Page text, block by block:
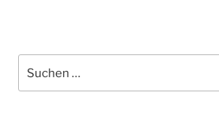
nach: